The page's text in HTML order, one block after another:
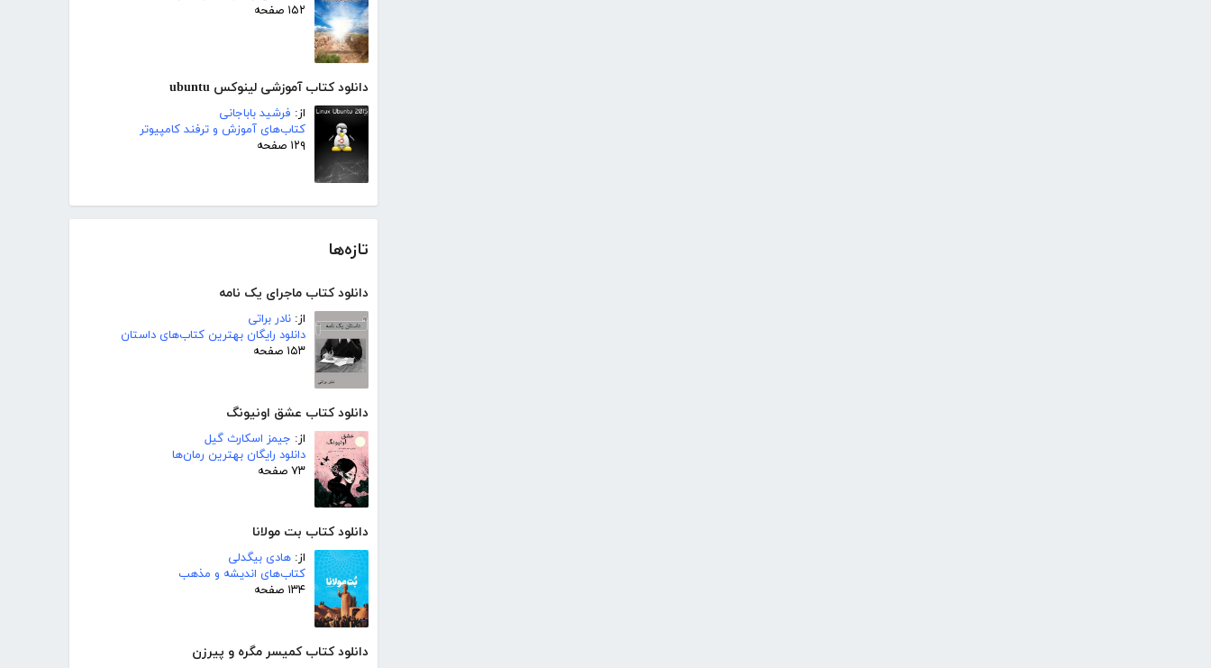
۱۵۲ صفحه
دانلود کتاب آموزشی لینوکس ubuntu
از: فرشید باباجانی
کتاب‌های آموزش و ترفند کامپیوتر
۱۲۹ صفحه
تازه‌ها
دانلود کتاب ماجرای یک نامه
از: نادر براتی
دانلود رایگان بهترین کتاب‌های داستان
۱۵۳ صفحه
دانلود کتاب عشق اونیونگ
از: جیمز اسکارث گیل
دانلود رایگان بهترین رمان‌ها
۷۳ صفحه
دانلود کتاب بت مولانا
از: هادی بیگدلی
کتاب‌های اندیشه و مذهب
۱۳۴ صفحه
دانلود کتاب کمیسر مگره و پیرزن